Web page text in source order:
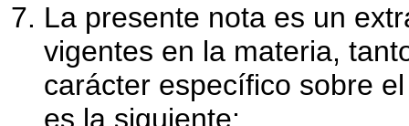
La presente nota es un
vigentes en la materia,
carácter específico sobre
es la siguiente: